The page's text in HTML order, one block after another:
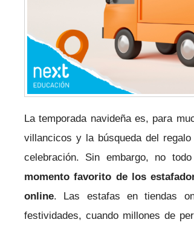
La temporada navideña es, para
villancicos y la búsqueda del
celebración. Sin embargo, no
momento favorito de los
online. Las estafas en tiendas
festividades, cuando millones de